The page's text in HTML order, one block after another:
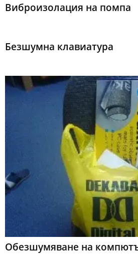
Виброизолация на помпа
Безшумна клавиатура
Обезшумяване на